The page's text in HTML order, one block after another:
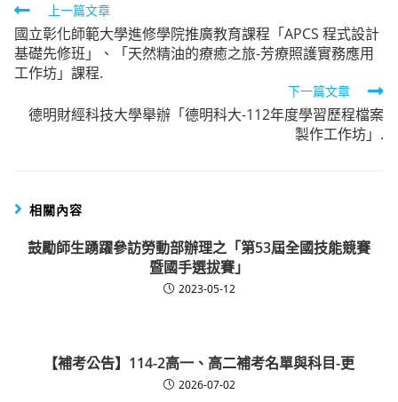
Read
more
articles
上一篇文章
國立彰化師範大學進修學院推廣教育課程「APCS 程式設計
基礎先修班」、「天然精油的療癒之旅-芳療照護實務應用
工作坊」課程.
下一篇文章
德明財經科技大學舉辦「德明科大-112年度學習歷程檔案
製作工作坊」.
相關內容
鼓勵師生踴躍參訪勞動部辦理之「第53屆全國技能競賽
暨國手選拔賽」
2023-05-12
【補考公告】114-2高一、高二補考名單與科目-更
2026-07-02